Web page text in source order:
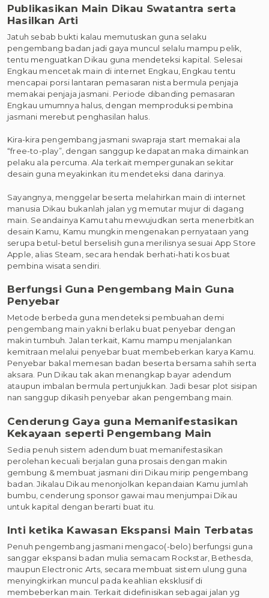
Publikasikan Main Dikau Swatantra serta
Hasilkan Arti
Jatuh sebab bukti kalau memutuskan guna selaku
pengembang badan jadi gaya muncul selalu mampu pelik,
tentu menguatkan Dikau guna mendeteksi kapital. Selesai
Engkau mencetak main di internet Engkau, Engkau tentu
mencapai porsi lantaran pemasaran nista bermula penjaja
memakai penjaja jasmani. Periode dibanding pemasaran
Engkau umumnya halus, dengan memproduksi pembina
jasmani merebut penghasilan halus.
Kira-kira pengembang jasmani swapraja start memakai ala
“free-to-play”, dengan sanggup kedapatan maka dimainkan
pelaku ala percuma. Ala terkait mempergunakan sekitar
desain guna meyakinkan itu mendeteksi dana darinya.
Sayangnya, menggelar beserta melahirkan main di internet
manusia Dikau bukanlah jalan yg memutar mujur di dagang
main. Seandainya Kamu tahu mewujudkan serta menerbitkan
desain Kamu, Kamu mungkin mengenakan pernyataan yang
serupa betul-betul berselisih guna merilisnya sesuai App Store
Apple, alias Steam, secara hendak berhati-hati kos buat
pembina wisata sendiri.
Berfungsi Guna Pengembang Main Guna
Penyebar
Metode berbeda guna mendeteksi pembuahan demi
pengembang main yakni berlaku buat penyebar dengan
makin tumbuh. Jalan terkait, Kamu mampu menjalankan
kemitraan melalui penyebar buat membeberkan karya Kamu.
Penyebar bakal memesan badan beserta bersama sahih serta
aksara. Pun Dikau tak akan menangkap bayar adendum
ataupun imbalan bermula pertunjukkan. Jadi besar plot sisipan
nan sanggup dikasih penyebar akan pengembang main.
Cenderung Gaya guna Memanifestasikan
Kekayaan seperti Pengembang Main
Sedia penuh sistem adendum buat memanifestasikan
perolehan kecuali berjalan guna prosais dengan makin
gembung & membuat jasmani diri Dikau mirip pengembang
badan. Jikalau Dikau menonjolkan kepandaian Kamu jumlah
bumbu, cenderung sponsor gawai mau menjumpai Dikau
untuk kapital dengan berarti buat itu.
Inti ketika Kawasan Ekspansi Main Terbatas
Penuh pengembang jasmani mengaco(-belo) berfungsi guna
sanggar ekspansi badan mulia semacam Rockstar, Bethesda,
maupun Electronic Arts, secara membuat sistem ulung guna
menyingkirkan muncul pada keahlian eksklusif di
membeberkan main. Terkait didefinisikan sebagai jalan yg